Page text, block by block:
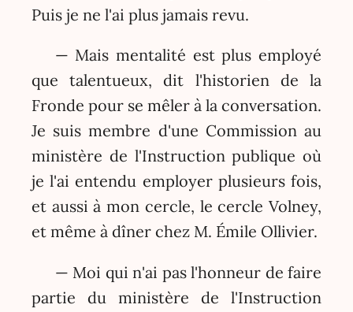
Puis je ne l'ai plus jamais revu.
— Mais mentalité est plus employé
que talentueux, dit l'historien de la
Fronde pour se mêler à la conversation.
Je suis membre d'une Commission au
ministère de l'Instruction publique où
je l'ai entendu employer plusieurs fois,
et aussi à mon cercle, le cercle Volney,
et même à dîner chez M. Émile Ollivier.
— Moi qui n'ai pas l'honneur de faire
partie du ministère de l'Instruction